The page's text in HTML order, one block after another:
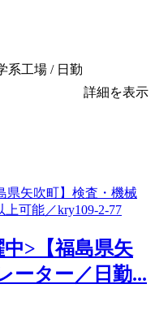
系工場 / 日勤
詳細を表示
>【福島県矢
ーター／日勤...